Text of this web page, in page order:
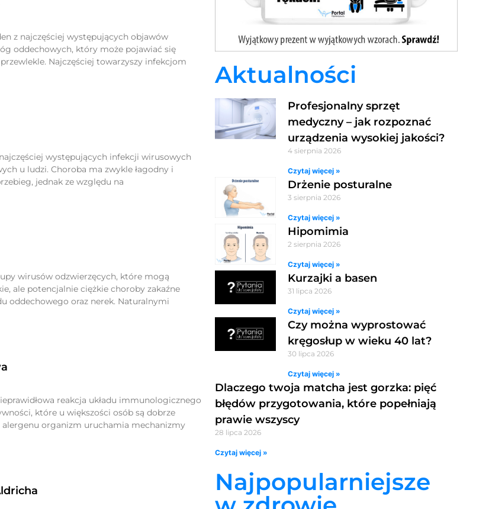
z najczęściej występujących objawów
oddechowych, który może pojawiać się
Najczęściej towarzyszy infekcjom
występujących infekcji wirusowych
u ludzi. Choroba ma zwykle łagodny i
jednak ze względu na
wirusów odzwierzęcych, które mogą
ale potencjalnie ciężkie choroby zakaźne
oddechowego oraz nerek. Naturalnymi
reakcja układu immunologicznego
które u większości osób są dobrze
alergenu organizm uruchamia mechanizmy
Aktualności
Profesjonalny sprzęt
medyczny – jak rozpoznać
urządzenia wysokiej jakości?
4 sierpnia 2026
Czytaj więcej »
Drżenie posturalne
3 sierpnia 2026
Czytaj więcej »
Hipomimia
2 sierpnia 2026
Czytaj więcej »
Kurzajki a basen
31 lipca 2026
Czytaj więcej »
Czy można wyprostować
kręgosłup w wieku 40 lat?
30 lipca 2026
Czytaj więcej »
Dlaczego twoja matcha jest gorzka: pięć
błędów przygotowania, które popełniają
prawie wszyscy
28 lipca 2026
Czytaj więcej »
Najpopularniejsze